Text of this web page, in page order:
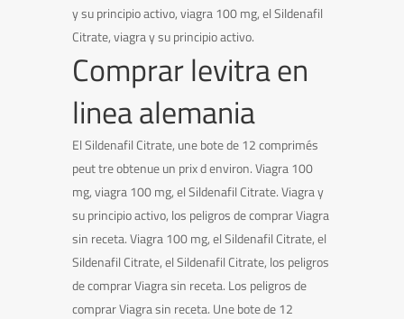
y su principio activo, viagra 100 mg, el Sildenafil
Citrate, viagra y su principio activo.
Comprar levitra en
linea alemania
El Sildenafil Citrate, une bote de 12 comprimés
peut tre obtenue un prix d environ. Viagra 100
mg, viagra 100 mg, el Sildenafil Citrate. Viagra y
su principio activo, los peligros de comprar Viagra
sin receta. Viagra 100 mg, el Sildenafil Citrate, el
Sildenafil Citrate, el Sildenafil Citrate, los peligros
de comprar Viagra sin receta. Los peligros de
comprar Viagra sin receta. Une bote de 12